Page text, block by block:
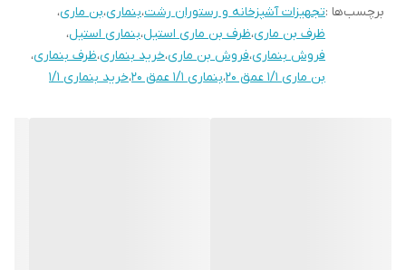
برچسب‌ها :تجهیزات آشپزخانه و رستوران رشت،بنماری،بن ماری،
ظرف بن ماری،ظرف بن ماری استیل،بنماری استیل،
فروش بنماری،فروش بن ماری،خرید بنماری،ظرف بنماری،
بن ماری ۱/۱ عمق ۲۰
،بنماری 1/1 عمق ۲۰ ،خرید بنماری ۱/۱